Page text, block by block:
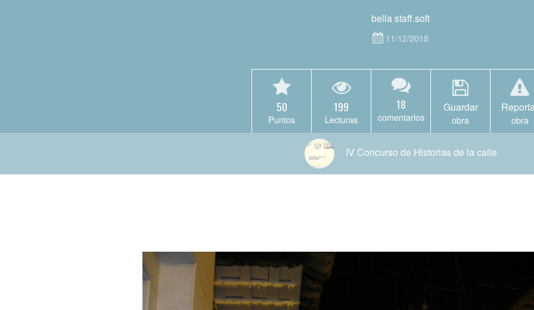
bella staff.soft
11/12/2018
50
Puntos
199
Lecturas
18
comentarios
Guardar
obra obra
IV Concurso de Historias de la calle